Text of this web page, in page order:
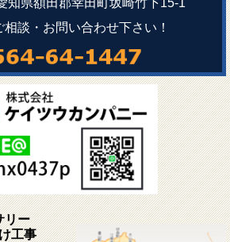
相談・お問い合わせ下さい！
リー
工事